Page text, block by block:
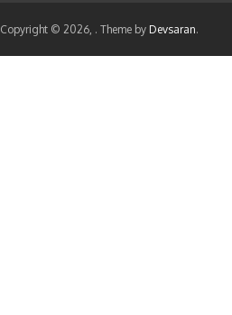
Copyright © 2026, . Theme by Devsaran.